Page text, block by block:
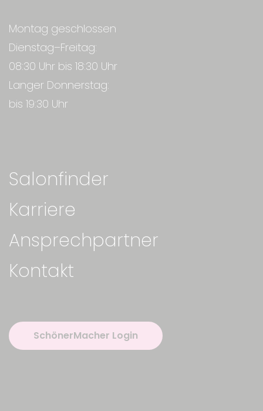
Montag geschlossen
Dienstag–Freitag:
08:30 Uhr bis 18:30 Uhr
Langer Donnerstag:
bis 19:30 Uhr
Salonfinder
Karriere
Ansprechpartner
Kontakt
SchönerMacher Login